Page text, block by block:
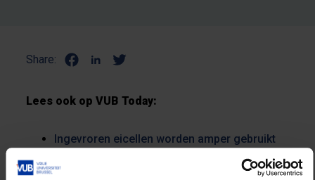
Share:
Lees ook op VUB Today:
Ingevroren eicellen worden amper gebruikt
Eicellen invriezen laatste stap naar meer
gendergelijkheid?